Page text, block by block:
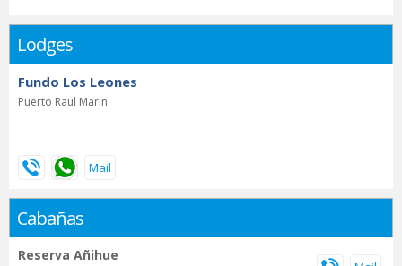
Lodges
Fundo Los Leones
Puerto Raul Marin
Cabañas
Reserva Añihue